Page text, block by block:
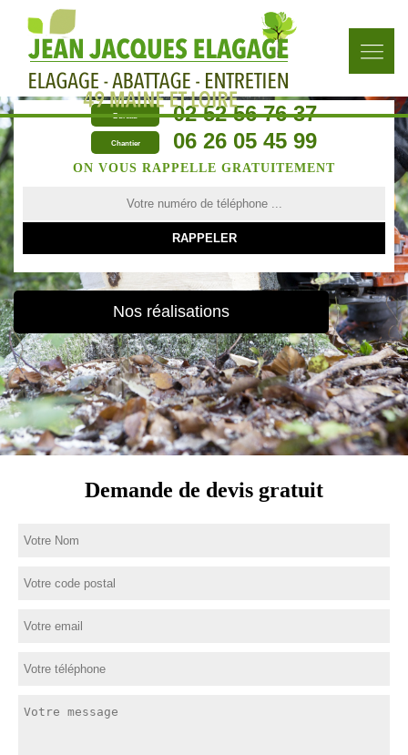
Bureau 02 52 56 76 37
Chantier 06 26 05 45 99
ON VOUS RAPPELLE GRATUITEMENT
Nos réalisations
Demande de devis gratuit